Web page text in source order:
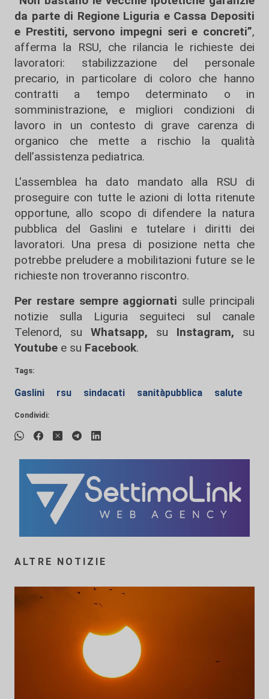
da parte di Regione Liguria e Cassa Depositi
e Prestiti, servono impegni seri e concreti”,
afferma la RSU, che rilancia le richieste dei
lavoratori: stabilizzazione del personale
precario, in particolare di coloro che hanno
contratti a tempo determinato o in
somministrazione, e migliori condizioni di
lavoro in un contesto di grave carenza di
organico che mette a rischio la qualità
dell’assistenza pediatrica.
L'assemblea ha dato mandato alla RSU di
proseguire con tutte le azioni di lotta ritenute
opportune, allo scopo di difendere la natura
pubblica del Gaslini e tutelare i diritti dei
lavoratori. Una presa di posizione netta che
potrebbe preludere a mobilitazioni future se le
richieste non troveranno riscontro.
Per restare sempre aggiornati sulle principali
notizie sulla Liguria seguiteci sul canale
Telenord, su
Whatsapp, su Instagram, su
Youtube e su Facebook.
Tags:
Gaslini rsu sindacati sanitàpubblica salute
Condividi:
ALTRE NOTIZIE